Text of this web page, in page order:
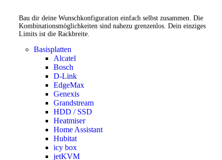
Bau dir deine Wunschkonfiguration einfach selbst zusammen. Die
Kombinationsmöglichkeiten sind nahezu grenzenlos. Dein einziges
Limits ist die Rackbreite.
Basisplatten
Alcatel
Bosch
D-Link
EdgeMax
Genexis
Grandstream
HDD / SSD
Heatmiser
Home Assistant
Hubitat
icy box
jetKVM